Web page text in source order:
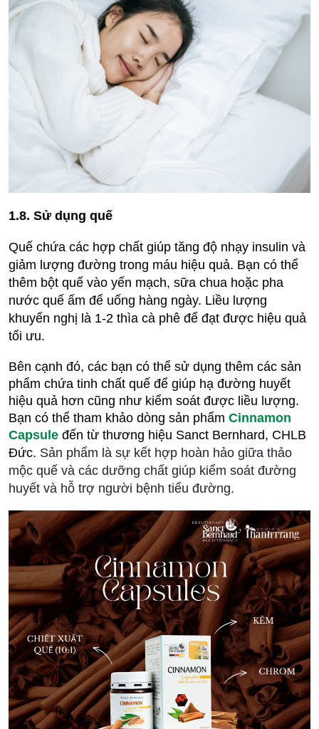
1.8. Sử dụng quế
Quế chứa các hợp chất giúp tăng độ nhạy insulin và
giảm lượng đường trong máu hiệu quả. Bạn có thể
thêm bột quế vào yến mạch, sữa chua hoặc pha
nước quế ấm để uống hàng ngày. Liều lượng
khuyến nghị là 1-2 thìa cà phê để đạt được hiệu quả
tối ưu.
Bên cạnh đó, các bạn có thể sử dụng thêm các sản
phẩm chứa tinh chất quế để giúp hạ đường huyết
hiệu quả hơn cũng như kiểm soát được liều lượng.
Bạn có thể tham khảo dòng sản phẩm Cinnamon
Capsule đến từ thương hiệu Sanct Bernhard, CHLB
Đức. Sản phẩm là sự kết hợp hoàn hảo giữa thảo
mộc quế và các dưỡng chất giúp kiểm soát đường
huyết và hỗ trợ người bệnh tiểu đường.